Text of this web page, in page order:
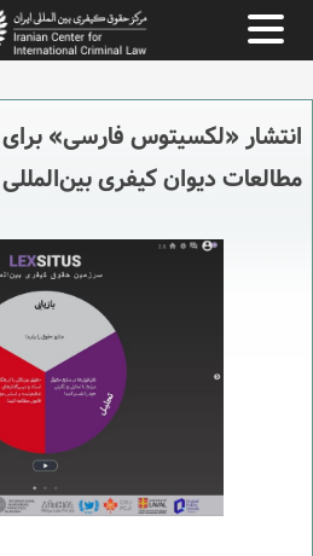
انتشار «لکسیتوس فارسی» برای
مطالعات دیوان کیفری بین‌المللی